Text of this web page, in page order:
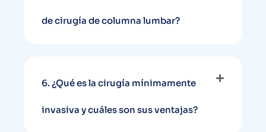
de cirugía de columna lumbar?
6. ¿Qué es la cirugía mínimamente
invasiva y cuáles son sus ventajas?